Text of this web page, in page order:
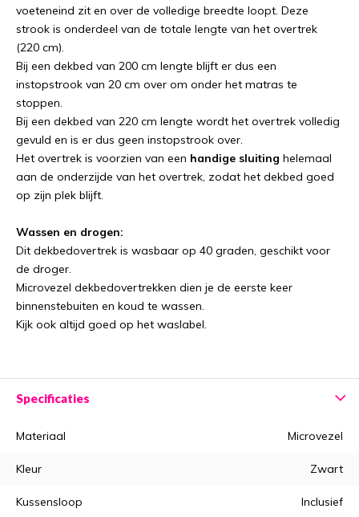
voeteneind zit en over de volledige breedte loopt. Deze
strook is onderdeel van de totale lengte van het overtrek
(220 cm).
Bij een dekbed van 200 cm lengte blijft er dus een
instopstrook van 20 cm over om onder het matras te
stoppen.
Bij een dekbed van 220 cm lengte wordt het overtrek volledig
gevuld en is er dus geen instopstrook over.
Het overtrek is voorzien van een handige sluiting helemaal
aan de onderzijde van het overtrek, zodat het dekbed goed
op zijn plek blijft.
Wassen en drogen:
Dit dekbedovertrek is wasbaar op 40 graden, geschikt voor
de droger.
Microvezel dekbedovertrekken dien je de eerste keer
binnenstebuiten en koud te wassen.
Kijk ook altijd goed op het waslabel.
Specificaties
Materiaal Microvezel
Kleur Zwart
Kussensloop Inclusief